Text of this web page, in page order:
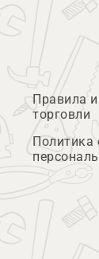
Правила
торговли
Политика